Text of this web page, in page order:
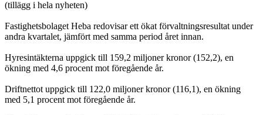
(tillägg i hela nyheten)
Fastighetsbolaget Heba redovisar ett ökat förvaltningsresultat under
andra kvartalet, jämfört med samma period året innan.
Hyresintäkterna uppgick till 159,2 miljoner kronor (152,2), en
ökning med 4,6 procent mot föregående år.
Driftnettot uppgick till 122,0 miljoner kronor (116,1), en ökning
med 5,1 procent mot föregående år.